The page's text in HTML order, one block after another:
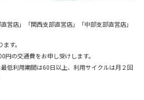
営店」「関西支部直営店」「中部支部直営店」
す。
円の交通費をお申し受けします。
低利用期間は60日以上、利用サイクルは月２回